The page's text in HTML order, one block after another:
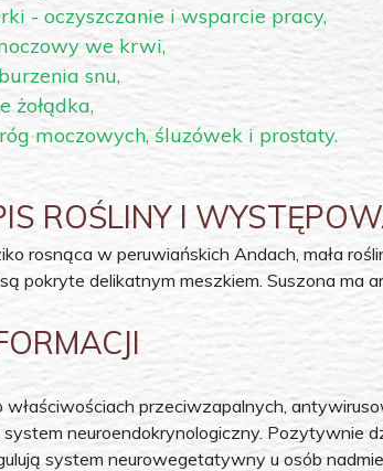
- oczyszczanie i wsparcie pracy,
we krwi,
snu,
żołądka,
moczowych, śluzówek i prostaty.
ROŚLINY I
rosnąca w peruwiańskich Andach, mała
pokryte delikatnym meszkiem. Suszona ma
właściwościach przeciwzapalnych,
neuroendokrynologiczny. Pozytywnie
system neurowegetatywny u osób